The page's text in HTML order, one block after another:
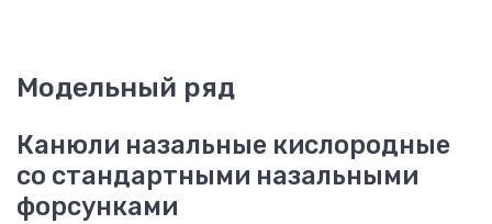
Модельный ряд
Канюли назальные кислородные
со стандартными назальными
форсунками